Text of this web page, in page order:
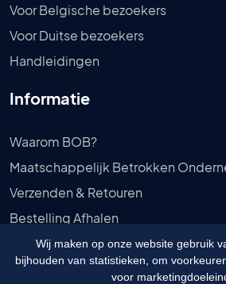
Wij maken op onze website gebruik
bijhouden van statistieken, om
voor
Voor Belgische bezoekers
Voor Duitse bezoekers
Handleidingen
Informatie
Waarom BOB?
Maatschappelijk Betrokken
Verzenden & Retouren
Bestelling Afhalen
Privébeleid
Algemene voorwaarden